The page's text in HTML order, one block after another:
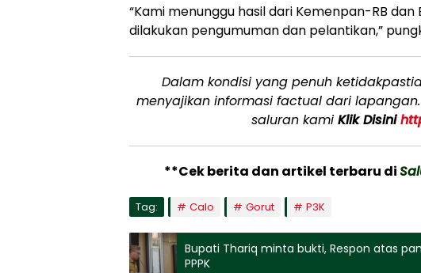
“Kami menunggu hasil dari Kemenpan-RB
dilakukan pengumuman dan pelantikan,”
Dalam kondisi yang penuh
menyajikan informasi factual dari
saluran kami Klik Disini
**Cek berita dan artikel terbaru di
Tag: Calo Gorut P3K
Bupati Thariq minta bukti, Respon atas
PPPK